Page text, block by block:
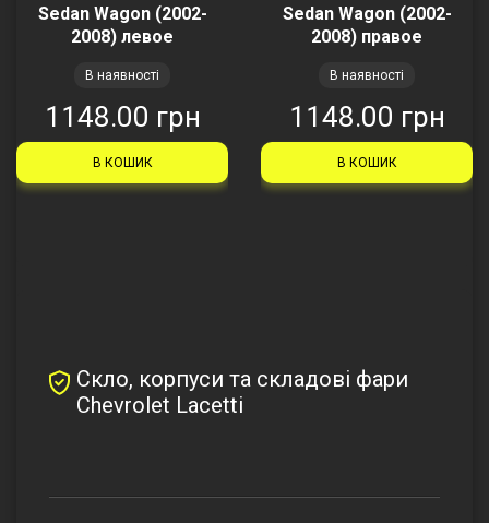
Sedan Wagon (2002-
2008) левое
В наявності
1148.00 грн
В КОШИК
Sedan Wagon (2002-
2008) правое
В наявності
1148.00 грн
В КОШИК
Скло, корпуси та складові фари
Chevrolet Lacetti